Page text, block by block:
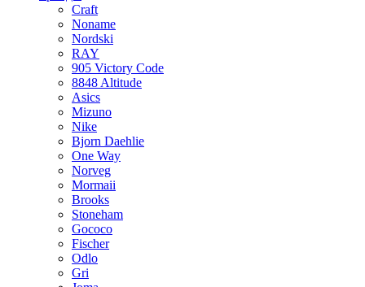
Craft
Noname
Nordski
RAY
905 Victory Code
8848 Altitude
Asics
Mizuno
Nike
Bjorn Daehlie
One Way
Norveg
Mormaii
Brooks
Stoneham
Gococo
Fischer
Odlo
Gri